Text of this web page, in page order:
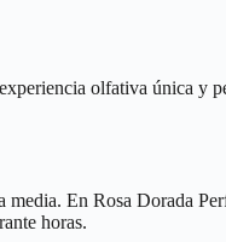
olfativa única y
En Rosa Dorada
horas.